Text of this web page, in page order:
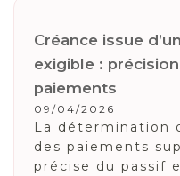
Créance issue
exigible :
paiements
09/04/2026
La détermination
des paiements
précise du passif